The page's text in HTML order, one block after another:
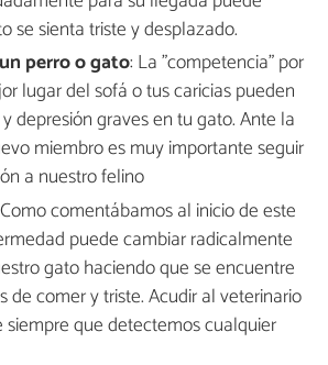
se sienta triste y desplazado.
perro o gato: La "competencia" por
lugar del sofá o tus caricias pueden
depresión graves en tu gato. Ante la
miembro es muy importante seguir
a nuestro felino
comentábamos al inicio de este
puede cambiar radicalmente
gato haciendo que se encuentre
de comer y triste. Acudir al veterinario
siempre que detectemos cualquier